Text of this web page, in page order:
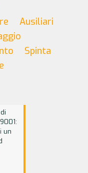
Ausiliari
Spinta
un